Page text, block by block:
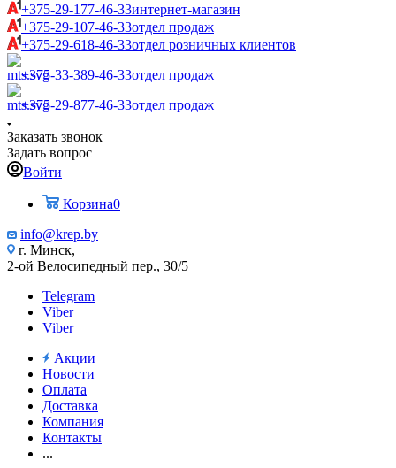
+375-29-177-46-33интернет-магазин
+375-29-107-46-33отдел продаж
+375-29-618-46-33отдел розничных клиентов
+375-33-389-46-33отдел продаж
+375-29-877-46-33отдел продаж
Заказать звонок
Задать вопрос
Войти
Корзина0
info@krep.by
г. Минск,
2-ой Велосипедный пер., 30/5
Telegram
Viber
Viber
Акции
Новости
Оплата
Доставка
Компания
Контакты
...